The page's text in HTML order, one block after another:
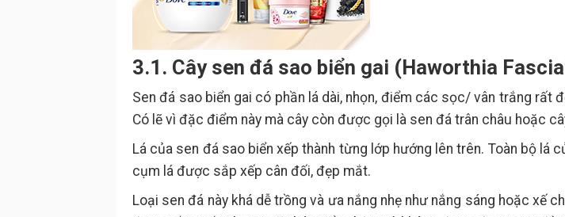
3.1. Cây sen đá sao biển gai (Haworthia
Sen đá sao biển gai có phần lá dài, nhọn, điểm các sọc/ vân trắng rất
Có lẽ vì đặc điểm này mà cây còn được gọi là sen đá trân châu hoặc
Lá của sen đá sao biển xếp thành từng lớp hướng lên trên. Toàn bộ lá
cụm lá được sắp xếp cân đối, đẹp mắt.
Loại sen đá này khá dễ trồng và ưa nắng nhẹ như nắng sáng hoặc xế